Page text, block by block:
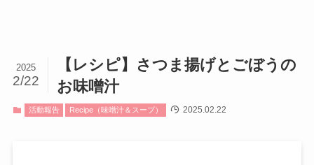
【レシピ】さつま揚げとごぼうの
お味噌汁
2025
2/22
活動報告 Recipe（味噌汁＆スープ） 2025.02.22